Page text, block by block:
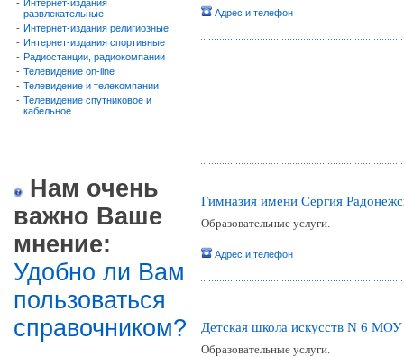
- Интернет-издания
развлекательные
- Интернет-издания религиозные
- Интернет-издания спортивные
- Радиостанции, радиокомпании
- Телевидение on-line
- Телевидение и телекомпании
- Телевидение спутниковое и
кабельное
Нам очень
важно Ваше
мнение:
Удобно ли Вам
пользоваться
справочником?
Адрес и телефон
Гимназия имени Сергия
Образовательные услуги.
Адрес и телефон
Детская школа искусств N 6
Образовательные услуги.